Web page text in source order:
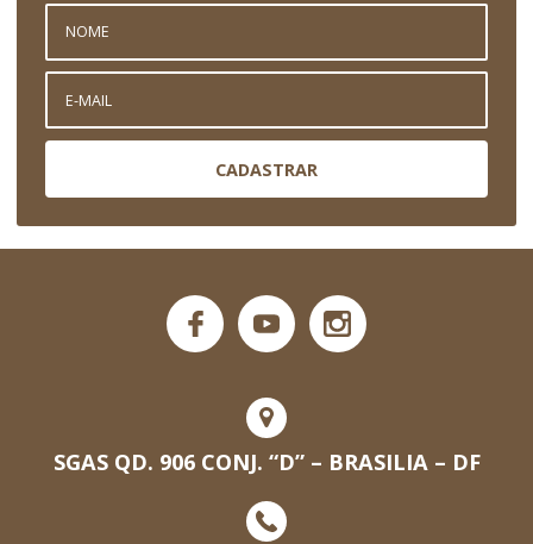
CADASTRAR
SGAS QD. 906 CONJ. “D” – BRASILIA – DF